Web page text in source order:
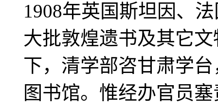
1908年英国斯坦因、
大批敦煌遗书及其它
下，清学部咨甘肃学
图书馆。惟经办官员